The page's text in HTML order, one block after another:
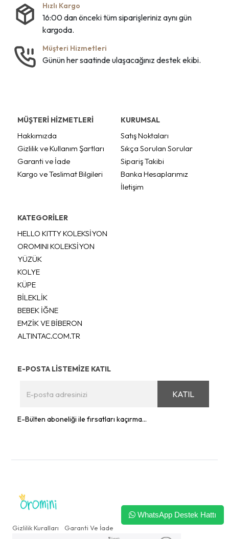
Hızlı Kargo
16:00 dan önceki tüm siparişleriniz aynı gün
kargoda.
Müşteri Hizmetleri
Günün her saatinde ulaşacağınız destek ekibi.
MÜŞTERİ HİZMETLERİ
Hakkımızda
Gizlilik ve Kullanım Şartları
Garanti ve İade
Kargo ve Teslimat Bilgileri
KURUMSAL
Satış Noktaları
Sıkça Sorulan Sorular
Sipariş Takibi
Banka Hesaplarımız
İletişim
KATEGORİLER
HELLO KITTY KOLEKSİYON
OROMINI KOLEKSİYON
YÜZÜK
KOLYE
KÜPE
BİLEKLİK
BEBEK İĞNE
EMZİK VE BİBERON
ALTINTAC.COM.TR
E-POSTA LİSTEMİZE KATIL
KATIL
E-Bülten aboneliği ile fırsatları kaçırma...
Gizlilik Kuralları Garanti Ve İade
WhatsApp Destek Hattı